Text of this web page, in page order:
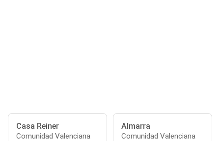
Casa Reiner
Comunidad Valenciana
Almarra
Comunidad Valenciana